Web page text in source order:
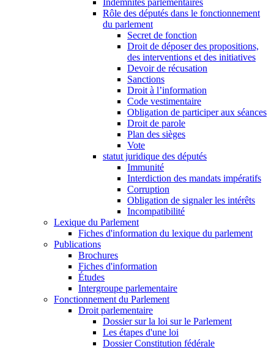
Indemnités parlementaires
Rôle des députés dans le fonctionnement
du parlement
Secret de fonction
Droit de déposer des propositions,
des interventions et des initiatives
Devoir de récusation
Sanctions
Droit à l’information
Code vestimentaire
Obligation de participer aux séances
Droit de parole
Plan des sièges
Vote
statut juridique des députés
Immunité
Interdiction des mandats impératifs
Corruption
Obligation de signaler les intérêts
Incompatibilité
Lexique du Parlement
Fiches d'information du lexique du parlement
Publications
Brochures
Fiches d'information
Études
Intergroupe parlementaire
Fonctionnement du Parlement
Droit parlementaire
Dossier sur la loi sur le Parlement
Les étapes d'une loi
Dossier Constitution fédérale